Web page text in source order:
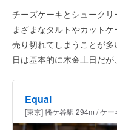
チーズケーキとシューク
まざまなタルトやカット
売り切れてしまうことが
日は基本的に木金土日だが
Equal
[東京] 幡ケ谷駅 294m / ケー